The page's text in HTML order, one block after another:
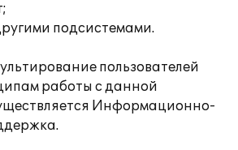
подсистемами.
пользователей
работы с данной
Информационно-